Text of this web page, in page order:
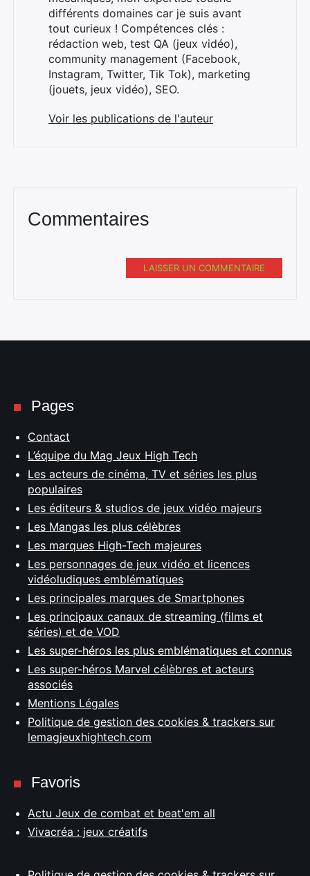
différents domaines car je suis avant
tout curieux ! Compétences clés :
rédaction web, test QA (jeux vidéo),
community management (Facebook,
Instagram, Twitter, Tik Tok), marketing
(jouets, jeux vidéo), SEO.
Voir les publications de l'auteur
Commentaires
LAISSER UN COMMENTAIRE
Pages
Contact
L’équipe du Mag Jeux High Tech
Les acteurs de cinéma, TV et séries les plus
populaires
Les éditeurs & studios de jeux vidéo majeurs
Les Mangas les plus célèbres
Les marques High-Tech majeures
Les personnages de jeux vidéo et licences
vidéoludiques emblématiques
Les principales marques de Smartphones
Les principaux canaux de streaming (films et
séries) et de VOD
Les super-héros les plus emblématiques et connus
Les super-héros Marvel célèbres et acteurs
associés
Mentions Légales
Politique de gestion des cookies & trackers sur
lemagjeuxhightech.com
Favoris
Actu Jeux de combat et beat'em all
Vivacréa : jeux créatifs